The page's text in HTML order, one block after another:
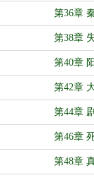
第36章
第38章
第40章
第42章
第44章
第46章
第48章